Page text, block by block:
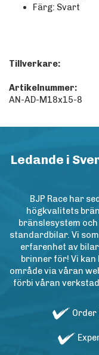
Färg: Svart
Tillverkare:
Artikelnummer:
AN-AD-M18x15-8
Ledande i
BJP Race har
högkvalitets
bränslesystem
standardbilar. Vi
erfarenhet av
brinner för! Vi
område via våran
förbi våran
Order